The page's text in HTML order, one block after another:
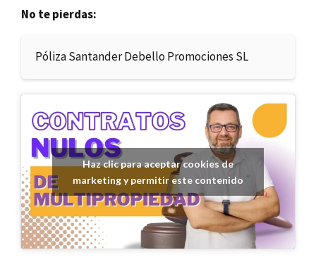
No te pierdas:
Póliza Santander Debello Promociones SL
Haz clic para aceptar cookies de
marketing y permitir este contenido